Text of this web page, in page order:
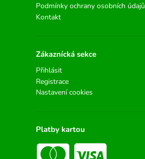
Podmínky ochrany osobních údajů
Kontakt
Zákaznícká sekce
Přihlásit
Registrace
Nastavení cookies
Platby kartou